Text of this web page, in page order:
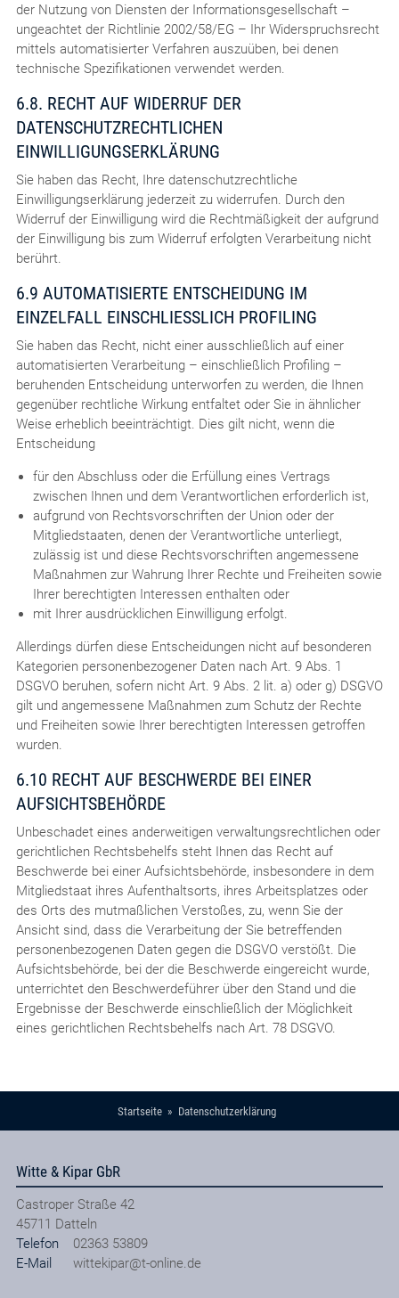
der Nutzung von Diensten der Informationsgesellschaft –
ungeachtet der Richtlinie 2002/58/EG – Ihr Widerspruchsrecht
mittels automatisierter Verfahren auszuüben, bei denen
technische Spezifikationen verwendet werden.
6.8. RECHT AUF WIDERRUF DER
DATENSCHUTZRECHTLICHEN
EINWILLIGUNGSERKLÄRUNG
Sie haben das Recht, Ihre datenschutzrechtliche
Einwilligungserklärung jederzeit zu widerrufen. Durch den
Widerruf der Einwilligung wird die Rechtmäßigkeit der aufgrund
der Einwilligung bis zum Widerruf erfolgten Verarbeitung nicht
berührt.
6.9 AUTOMATISIERTE ENTSCHEIDUNG IM
EINZELFALL EINSCHLIESSLICH PROFILING
Sie haben das Recht, nicht einer ausschließlich auf einer
automatisierten Verarbeitung – einschließlich Profiling –
beruhenden Entscheidung unterworfen zu werden, die Ihnen
gegenüber rechtliche Wirkung entfaltet oder Sie in ähnlicher
Weise erheblich beeinträchtigt. Dies gilt nicht, wenn die
Entscheidung
für den Abschluss oder die Erfüllung eines Vertrags
zwischen Ihnen und dem Verantwortlichen erforderlich ist,
aufgrund von Rechtsvorschriften der Union oder der
Mitgliedstaaten, denen der Verantwortliche unterliegt,
zulässig ist und diese Rechtsvorschriften angemessene
Maßnahmen zur Wahrung Ihrer Rechte und Freiheiten sowie
Ihrer berechtigten Interessen enthalten oder
mit Ihrer ausdrücklichen Einwilligung erfolgt.
Allerdings dürfen diese Entscheidungen nicht auf besonderen
Kategorien personenbezogener Daten nach Art. 9 Abs. 1
DSGVO beruhen, sofern nicht Art. 9 Abs. 2 lit. a) oder g) DSGVO
gilt und angemessene Maßnahmen zum Schutz der Rechte
und Freiheiten sowie Ihrer berechtigten Interessen getroffen
wurden.
6.10 RECHT AUF BESCHWERDE BEI EINER
AUFSICHTSBEHÖRDE
Unbeschadet eines anderweitigen verwaltungsrechtlichen oder
gerichtlichen Rechtsbehelfs steht Ihnen das Recht auf
Beschwerde bei einer Aufsichtsbehörde, insbesondere in dem
Mitgliedstaat ihres Aufenthaltsorts, ihres Arbeitsplatzes oder
des Orts des mutmaßlichen Verstoßes, zu, wenn Sie der
Ansicht sind, dass die Verarbeitung der Sie betreffenden
personenbezogenen Daten gegen die DSGVO verstößt. Die
Aufsichtsbehörde, bei der die Beschwerde eingereicht wurde,
unterrichtet den Beschwerdeführer über den Stand und die
Ergebnisse der Beschwerde einschließlich der Möglichkeit
eines gerichtlichen Rechtsbehelfs nach Art. 78 DSGVO.
Startseite Datenschutzerklärung
Witte & Kipar GbR
Castroper Straße 42
45711 Datteln
Telefon
02363 53809
E-Mail
wittekipar@t-online.de